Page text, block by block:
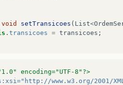
void setTransicoes ( List<
. transicoes = transicoes ;
innerClass da innerClass
class OrdemServico
encoding="UTF-8"?>
"http://www.w3.org/2001/